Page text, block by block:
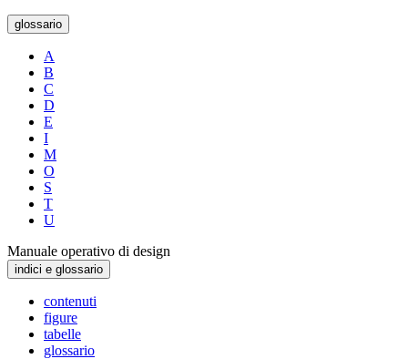
glossario
A
B
C
D
E
I
M
O
S
T
U
Manuale operativo di design
indici e glossario
contenuti
figure
tabelle
glossario